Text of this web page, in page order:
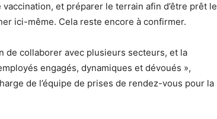
et préparer le terrain afin d’être prêt le
ici-même. Cela reste encore à confirmer.
de collaborer avec plusieurs secteurs, et la
engagés, dynamiques et dévoués »,
de l’équipe de prises de rendez-vous pour la